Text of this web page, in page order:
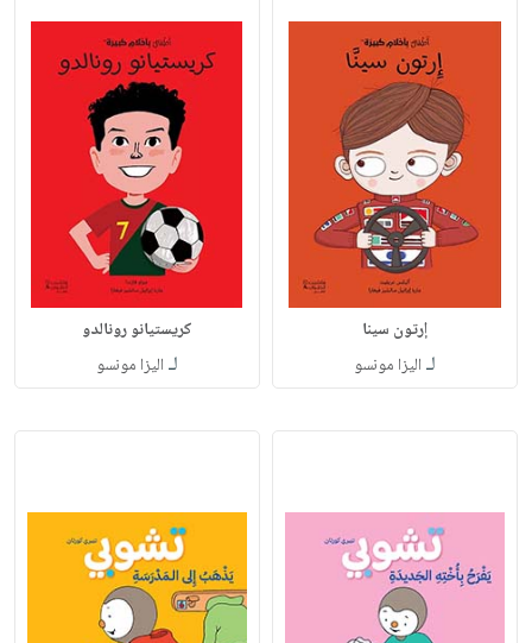
إرتون سينا
لـ اليزا مونسو
كريستيانو رونالدو
لـ اليزا مونسو